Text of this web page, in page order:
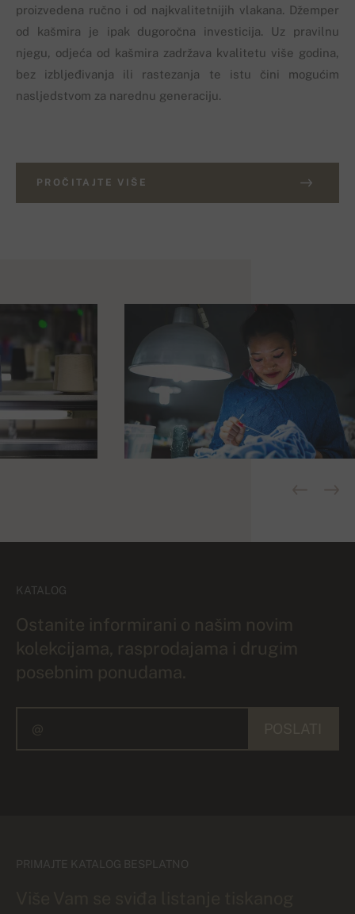
proizvedena ručno i od najkvalitetnijih vlakana. Džemper
od kašmira je ipak dugoročna investicija. Uz pravilnu
njegu, odjeća od kašmira zadržava kvalitetu više godina,
bez izbljeđivanja ili rastezanja te istu čini mogućim
nasljedstvom za narednu generaciju.
PROČITAJTE VIŠE
KATALOG
Ostanite informirani o našim novim
kolekcijama, rasprodajama i drugim
posebnim ponudama.
PRIMAJTE KATALOG BESPLATNO